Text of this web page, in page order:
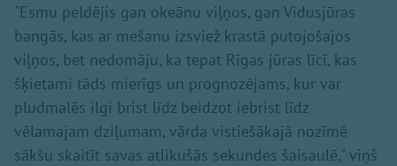
"Esmu peldējis gan okeānu viļņos, gan Vidusjūras
bangās, kas ar mešanu izsviež krastā putojošajos
viļņos, bet nedomāju, ka tepat Rīgas jūras līcī, kas
šķietami tāds mierīgs un prognozējams, kur var
pludmalēs ilgi brist līdz beidzot iebrist līdz
vēlamajam dziļumam, vārda vistiešākajā nozīmē
sākšu skaitīt savas atlikušās sekundes šaisaulē," viņš